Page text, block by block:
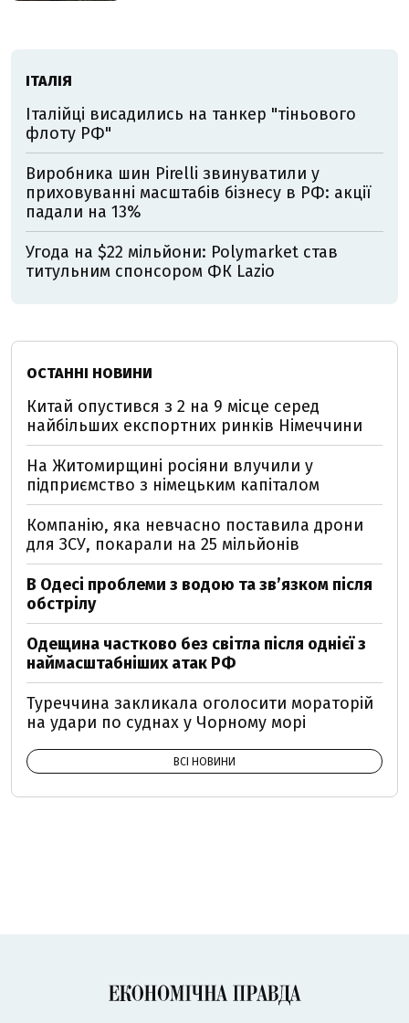
ІТАЛІЯ
Італійці висадились на танкер "тіньового
флоту РФ"
Виробника шин Pirelli звинуватили у
приховуванні масштабів бізнесу в РФ: акції
падали на 13%
Угода на $22 мільйони: Polymarket став
титульним спонсором ФК Lazio
ОСТАННІ НОВИНИ
Китай опустився з 2 на 9 місце серед
найбільших експортних ринків Німеччини
На Житомирщині росіяни влучили у
підприємство з німецьким капіталом
Компанію, яка невчасно поставила дрони
для ЗСУ, покарали на 25 мільйонів
В Одесі проблеми з водою та звʼязком після
обстрілу
Одещина частково без світла після однієї з
наймасштабніших атак РФ
Туреччина закликала оголосити мораторій
на удари по суднах у Чорному морі
ВСІ НОВИНИ